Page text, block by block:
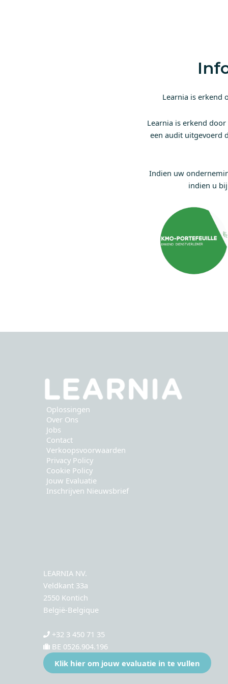
Learnia is erkend
Learnia is erkend
een audit uitgevoerd
Indien uw
indien u
Oplossingen
Over Ons
Jobs
Contact
Verkoopsvoorwaarden
Privacy Policy
Cookie Policy
Jouw Evaluatie
Inschrijven Nieuwsbrief
LEARNIA NV.
Veldkant 33a
2550 Kontich
België-Belgique
+32 3 450 71 35
BE 0526.904.196
Klik hier om jouw evaluatie in te vullen